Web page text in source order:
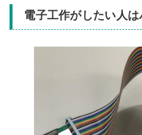
電子工作がしたい人